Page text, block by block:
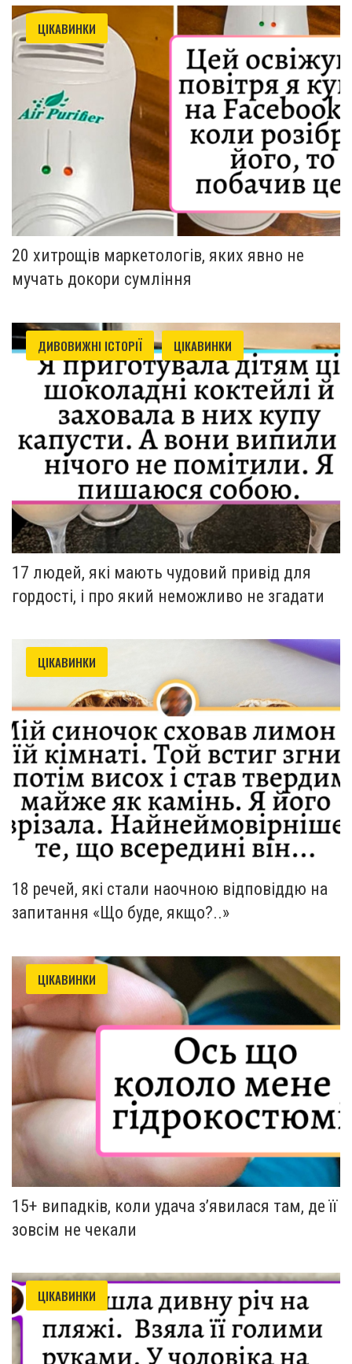
ЦІКАВИНКИ
20 хитрощів маркетологів, яких явно не
мучать докори сумління
ДИВОВИЖНІ ІСТОРІЇ ЦІКАВИНКИ
17 людей, які мають чудовий привід для
гордості, і про який неможливо не згадати
ЦІКАВИНКИ
18 речей, які стали наочною відповіддю на
запитання «Що буде, якщо?..»
ЦІКАВИНКИ
15+ випадків, коли удача з’явилася там, де її
зовсім не чекали
ЦІКАВИНКИ